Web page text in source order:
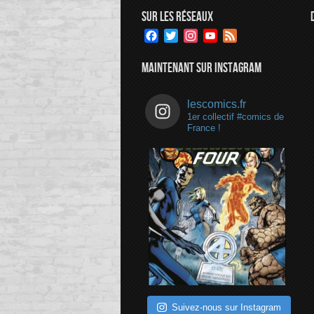
SUR LES RÉSEAUX
Facebook
TwitterInstagramYouTube
MAINTENANT SUR INSTAGRAM
lescomics.fr
1er collectif #comics de
France !
Suivez-nous sur Instagram